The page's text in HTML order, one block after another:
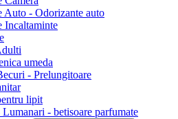
Auto - Odorizante auto
Incaltaminte
umeda
- Prelungitoare
lipit
Lumanari - betisoare parfumate